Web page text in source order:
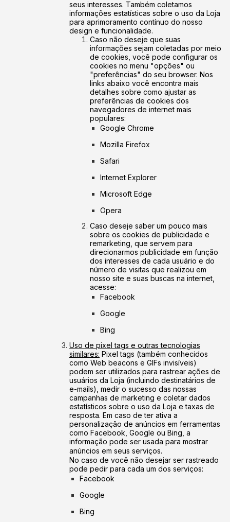
seus interesses. Também coletamos
informações estatísticas sobre o uso da Loja
para aprimoramento contínuo do nosso
design e funcionalidade.
Caso não deseje que suas
informações sejam coletadas por meio
de cookies, você pode configurar os
cookies no menu "opções" ou
"preferências" do seu browser. Nos
links abaixo você encontra mais
detalhes sobre como ajustar as
preferências de cookies dos
navegadores de internet mais
populares:
Google Chrome
Mozilla Firefox
Safari
Internet Explorer
Microsoft Edge
Opera
Caso deseje saber um pouco mais
sobre os cookies de publicidade e
remarketing, que servem para
direcionarmos publicidade em função
dos interesses de cada usuário e do
número de visitas que realizou em
nosso site e suas buscas na internet,
acesse:
Facebook
Google
Bing
Uso de pixel tags e outras tecnologias
similares: Pixel tags (também conhecidos
como Web beacons e GIFs invisíveis)
podem ser utilizados para rastrear ações de
usuários da Loja (incluindo destinatários de
e-mails), medir o sucesso das nossas
campanhas de marketing e coletar dados
estatísticos sobre o uso da Loja e taxas de
resposta. Em caso de ter ativa a
personalização de anúncios em ferramentas
como Facebook, Google ou Bing, a
informação pode ser usada para mostrar
anúncios em seus serviços.
No caso de você não desejar ser rastreado
pode pedir para cada um dos serviços:
Facebook
Google
Bing